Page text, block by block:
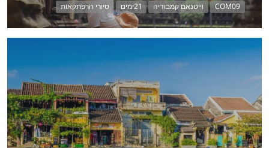
COM09 וייטנאם קמבודיה 21ימים סיורי הרפתקאות